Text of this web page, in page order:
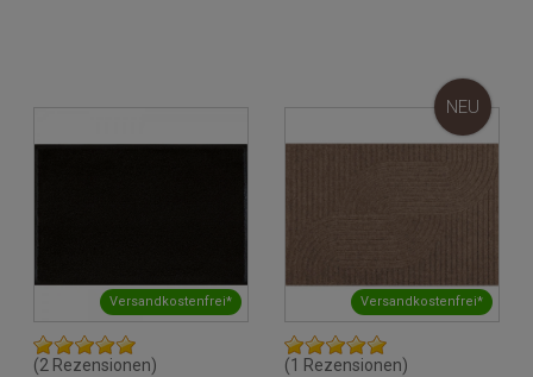
Versandkostenfrei*
(2 Rezensionen)
Versandkostenfrei*
NEU
(1 Rezensionen)